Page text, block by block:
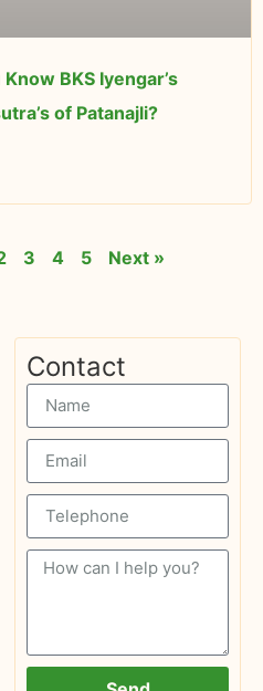
BKS Iyengar’s
of Patanajli?
3 4 5 Next »
Contact